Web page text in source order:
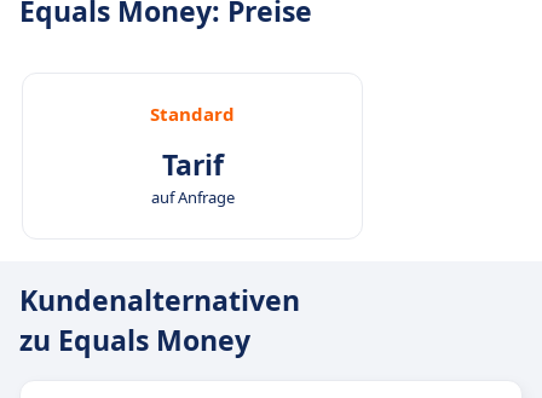
Equals Money: Preise
Standard
Tarif
auf Anfrage
Kundenalternativen
zu Equals Money